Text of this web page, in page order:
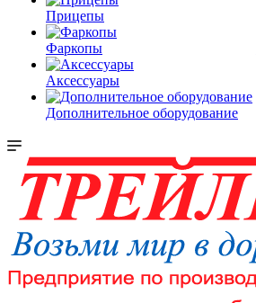
Прицепы
Фаркопы
Аксессуары
Дополнительное оборудование